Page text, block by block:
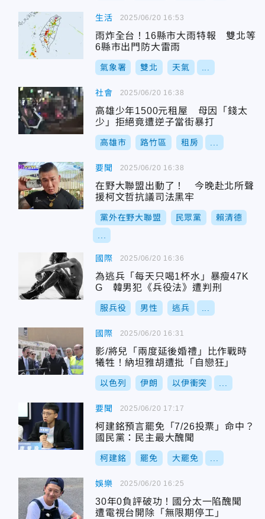
生活
雨炸全台！16縣市大雨特報 雙北等
6縣市出門防大雷雨
氣象署 雙北 天氣
2025/06/20 16:53
社會
高雄少年1500元租屋 母因「錢太
少」拒絕竟遭逆子當街暴打
高雄市 路竹區 租房
2025/06/20 16:38
要聞
在野大聯盟出動了！ 今晚赴北所聲
援柯文哲抗議司法黑牢
黨外在野大聯盟 民眾黨 賴清德
2025/06/20 16:38
國際
為逃兵「每天只喝1杯水」暴瘦47K
G 韓男犯《兵役法》遭判刑
服兵役 男性 逃兵
2025/06/20 16:36
國際
影/將兒「兩度延後婚禮」比作戰時
犧牲！納坦雅胡遭批「自戀狂」
以色列 伊朗 以伊衝突
2025/06/20 16:31
要聞
柯建銘預言罷免「7/26投票」命中？
國民黨：民主最大醜聞
柯建銘 罷免 大罷免
2025/06/20 17:17
娛樂
30年0負評破功！國分太一陷醜聞
遭電視台開除「無限期停工」
2025/06/20 16:25